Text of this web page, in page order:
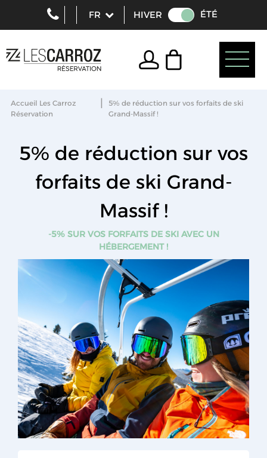
HIVER ÉTÉ
Accueil Les Carroz
Réservation
|
5% de réduction sur vos forfaits de ski
Grand-Massif !
5% de réduction sur vos
forfaits de ski Grand-
Massif !
-5% SUR VOS FORFAITS DE SKI AVEC UN
HÉBERGEMENT !